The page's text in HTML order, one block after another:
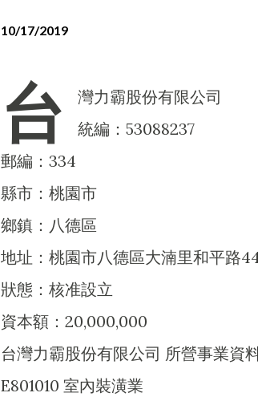
10/17/2019
台
灣力霸股份有限公司
統編：53088237
郵編：334
縣市：桃園市
鄉鎮：八德區
地址：桃園市八德區大湳里和平路
狀態：核准設立
資本額：20,000,000
台灣力霸股份有限公司 所營事業資
E801010 室內裝潢業